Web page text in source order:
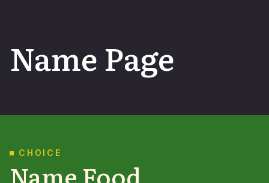
Name Page
CHOICE
Name Food